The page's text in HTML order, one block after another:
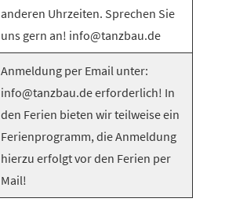
anderen Uhrzeiten. Sprechen Sie
uns gern an! info@tanzbau.de
Anmeldung per Email unter:
info@tanzbau.de erforderlich! In
den Ferien bieten wir teilweise ein
Ferienprogramm, die Anmeldung
hierzu erfolgt vor den Ferien per
Mail!